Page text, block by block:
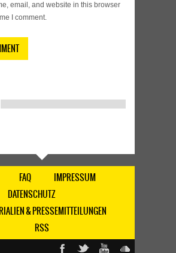
email, and website in this browser
I comment.
FAQ
IMPRESSUM
DATENSCHUTZ
& PRESSEMITTEILUNGEN
RSS